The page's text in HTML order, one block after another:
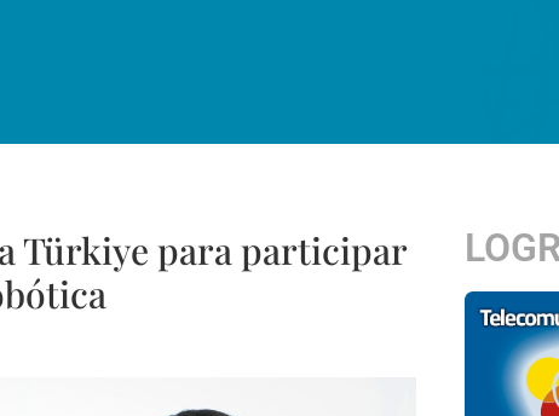
Türkiye para participar